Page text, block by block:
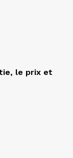
le prix et